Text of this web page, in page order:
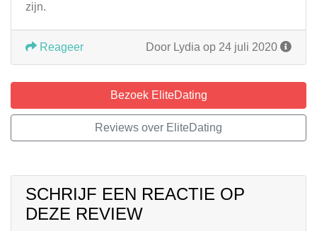
zijn.
Door Lydia op 24 juli 2020
Reageer
Bezoek EliteDating
Reviews over EliteDating
SCHRIJF EEN REACTIE OP
DEZE REVIEW